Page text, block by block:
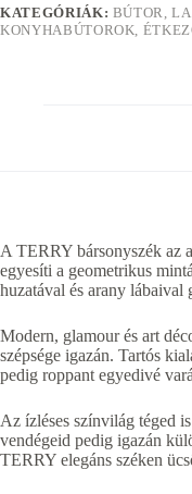
KATEGÓRIÁK: BÚTOR,
KONYHABÚTOROK,
A TERRY bársonyszék az
egyesíti a geometrikus
huzatával és arany lábaival
Modern, glamour és art
szépsége igazán. Tartós
pedig roppant egyedivé
Az ízléses színvilág téged
vendégeid pedig igazán
TERRY elegáns széken